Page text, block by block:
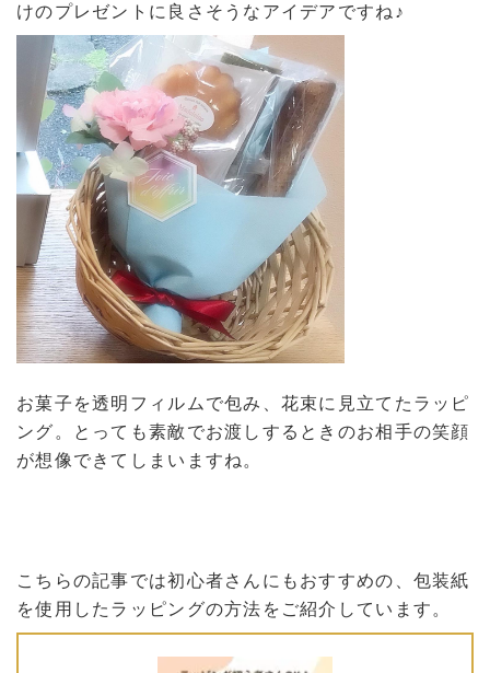
けのプレゼントに良さそうなアイデアですね♪
お菓子を透明フィルムで包み、花束に見立てたラッピ
ング。とっても素敵でお渡しするときのお相手の笑顔
が想像できてしまいますね。
こちらの記事では初心者さんにもおすすめの、包装紙
を使用したラッピングの方法をご紹介しています。